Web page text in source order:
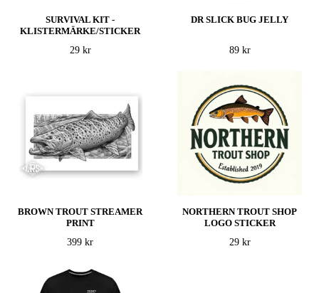
SURVIVAL KIT -
KLISTERMÄRKE/STICKER
29 kr
DR SLICK BUG JELLY
89 kr
BROWN TROUT STREAMER
PRINT
399 kr
NORTHERN TROUT SHOP
LOGO STICKER
29 kr